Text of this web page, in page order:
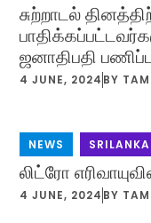
சுற்றாடல்
ஜனாதிபதி
4 JUNE, 2024 BY
NEWS
லிட்ரோ
4 JUNE, 2024 BY